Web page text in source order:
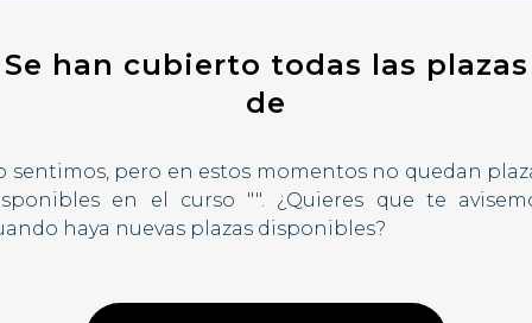
Se han cubierto todas las plazas
de
sentimos, pero en estos momentos no quedan
en el curso "". ¿Quieres que te
haya nuevas plazas disponibles?